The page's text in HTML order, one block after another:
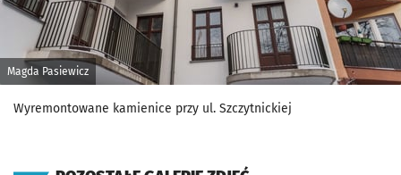
Magda Pasiewicz
Wyremontowane kamienice przy ul. Szczytnickiej